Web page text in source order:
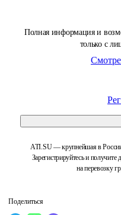
Полная информация и
только с
ATI.SU — крупнейшая в
Зарегистрируйтесь и
на перевозку
Поделиться